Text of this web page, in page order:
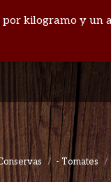
kilogramo y
- Tomates